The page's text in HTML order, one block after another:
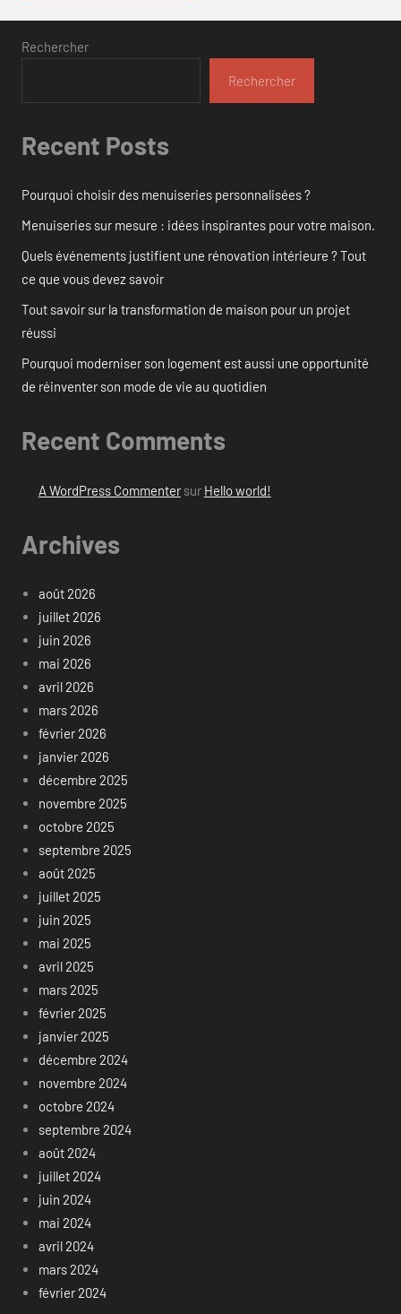
Rechercher
Rechercher
Recent Posts
Pourquoi choisir des menuiseries personnalisées ?
Menuiseries sur mesure : idées inspirantes pour votre maison.
Quels événements justifient une rénovation intérieure ? Tout
ce que vous devez savoir
Tout savoir sur la transformation de maison pour un projet
réussi
Pourquoi moderniser son logement est aussi une opportunité
de réinventer son mode de vie au quotidien
Recent Comments
A WordPress Commentersur Hello world!
Archives
août 2026
juillet 2026
juin 2026
mai 2026
avril 2026
mars 2026
février 2026
janvier 2026
décembre 2025
novembre 2025
octobre 2025
septembre 2025
août 2025
juillet 2025
juin 2025
mai 2025
avril 2025
mars 2025
février 2025
janvier 2025
décembre 2024
novembre 2024
octobre 2024
septembre 2024
août 2024
juillet 2024
juin 2024
mai 2024
avril 2024
mars 2024
février 2024